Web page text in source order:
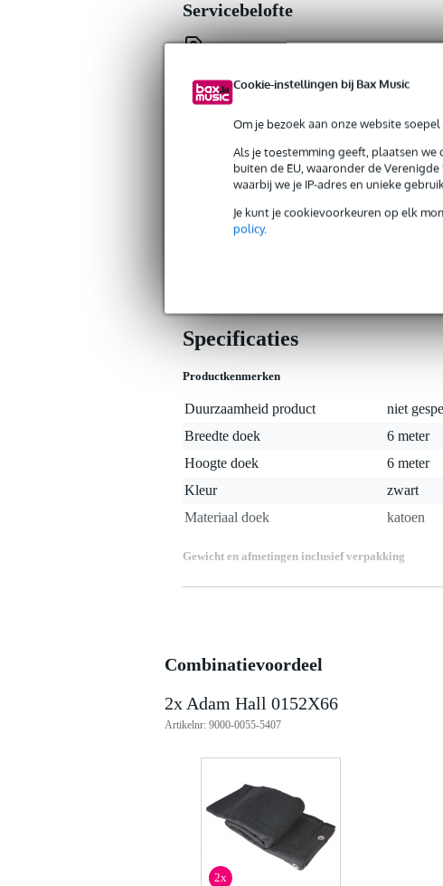
Cookie-instellingen bij Bax Music
Om je bezoek aan onze website
Als je toestemming geeft, plaatsen we
buiten de EU, waaronder de
waarbij we je IP-adres en unieke
Je kunt je cookievoorkeuren op elk
policy.
Servicebelofte
Op dit product krijg je alleen garantie op
Adam Hall levert met dit vierkante zwarte
podium te decoreren. Je geeft het een
rust en bovendien meer sfeer creëert. Het
roestvrije metalen ophangringen met
zijn mooi omgezoomd. De onderkant is
Specificaties
Productkenmerken
Duurzaamheid product
niet
Breedte doek
6 meter
Hoogte doek
6 meter
Kleur
zwart
Materiaal doek
katoen
Gewicht en afmetingen inclusief verpakking
Gewicht(incl. verpakking)
11,7 kg
Productspecificaties
materiaal: 100% katoen (molton)
materiaal ringen: roestvrij en gepolijst
kleur: zwart
gezoomd aan 1 zijde
voorzien van ringen aan 1 zijde
tussenafstand ringen: 250 mm
diameter ringen: 20 mm
gewicht: 11.354 kg
brandvertragend B1
Combinatievoordeel
2x Adam Hall 0152X66
Artikelnr: 9000-0055-5407
2x